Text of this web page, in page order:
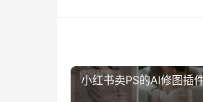
小红书卖PS的AI修图插